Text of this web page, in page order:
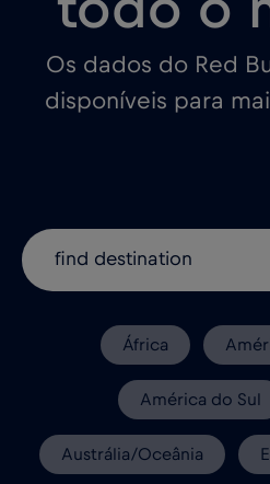
Os dados do Red
disponíveis para
África
América do Sul
Austrália/Oceânia